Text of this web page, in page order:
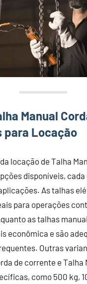
Manual
para Locação
locação de Talha
disponíveis, cada
As talhas
para operações
as talhas
econômica e são
Outras
de corrente e Talha
como 500 kg,